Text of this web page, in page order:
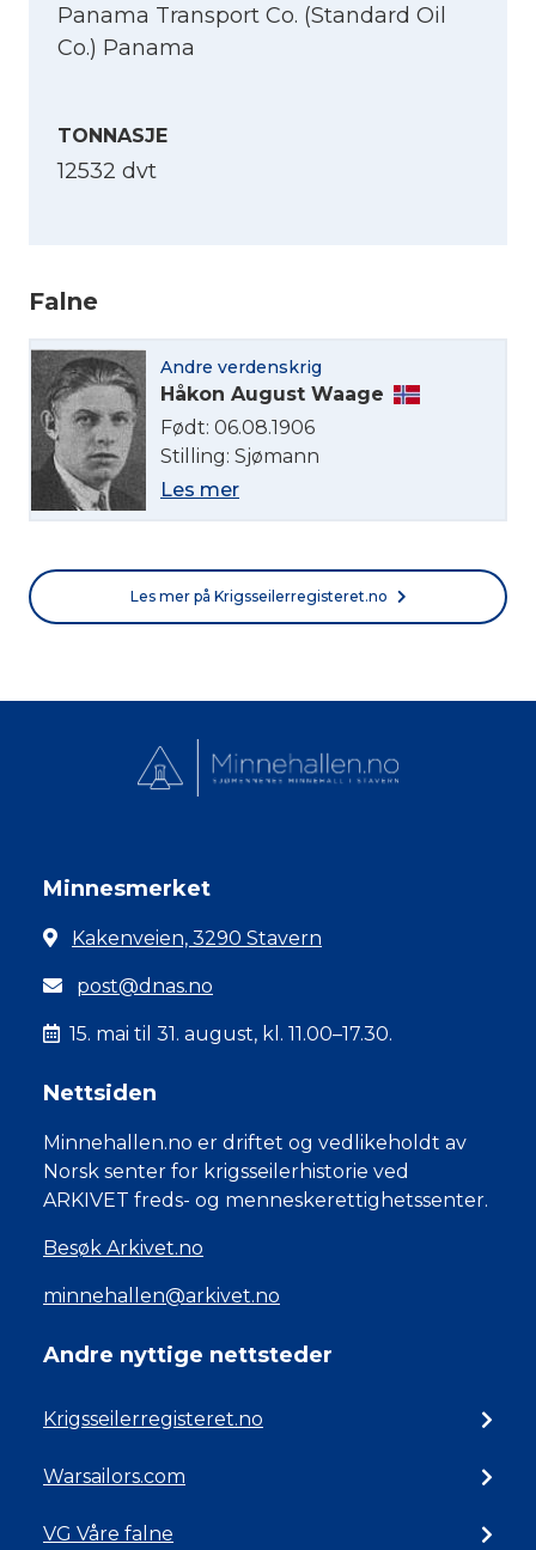
Panama Transport Co. (Standard Oil
Co.) Panama
TONNASJE
12532 dvt
Falne
Andre verdenskrig
Håkon August Waage
Født: 06.08.1906
Stilling: Sjømann
Les mer
Les mer på Krigsseilerregisteret.no
Minnesmerket
Kakenveien, 3290 Stavern
post@dnas.no
15. mai til 31. august, kl. 11.00–17.30.
Nettsiden
Minnehallen.no er driftet og vedlikeholdt av
Norsk senter for krigsseilerhistorie ved
ARKIVET freds- og menneskerettighetssenter.
Besøk Arkivet.no
minnehallen@arkivet.no
Andre nyttige nettsteder
Krigsseilerregisteret.no
Warsailors.com
VG Våre falne
Velg språk
English
Norsk bokmål